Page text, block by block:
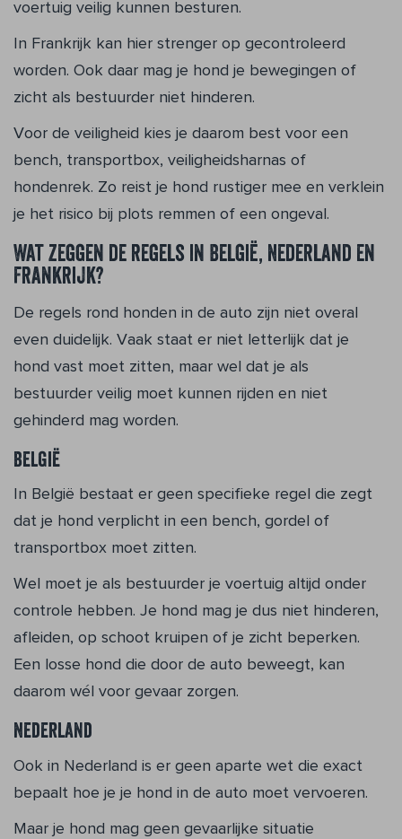
voertuig veilig kunnen besturen.
In Frankrijk kan hier strenger op gecontroleerd
worden. Ook daar mag je hond je bewegingen of
zicht als bestuurder niet hinderen.
Voor de veiligheid kies je daarom best voor een
bench, transportbox, veiligheidsharnas of
hondenrek. Zo reist je hond rustiger mee en verklein
je het risico bij plots remmen of een ongeval.
Wat zeggen de regels in België, Nederland en
Frankrijk?
De regels rond honden in de auto zijn niet overal
even duidelijk. Vaak staat er niet letterlijk dat je
hond vast moet zitten, maar wel dat je als
bestuurder veilig moet kunnen rijden en niet
gehinderd mag worden.
België
In België bestaat er geen specifieke regel die zegt
dat je hond verplicht in een bench, gordel of
transportbox moet zitten.
Wel moet je als bestuurder je voertuig altijd onder
controle hebben. Je hond mag je dus niet hinderen,
afleiden, op schoot kruipen of je zicht beperken.
Een losse hond die door de auto beweegt, kan
daarom wél voor gevaar zorgen.
Nederland
Ook in Nederland is er geen aparte wet die exact
bepaalt hoe je je hond in de auto moet vervoeren.
Maar je hond mag geen gevaarlijke situatie